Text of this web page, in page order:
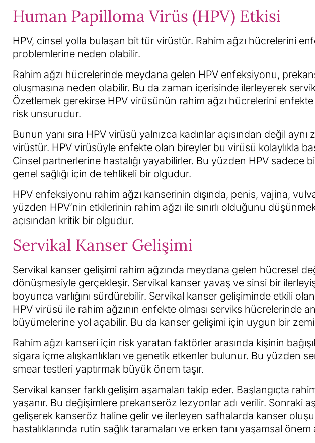
Human Papilloma Virüs (HPV) Etkisi
HPV, cinsel yolla bulaşan bit tür virüstür. Rahim ağzı hücrelerini
problemlerine neden olabilir.
Rahim ağzı hücrelerinde meydana gelen HPV enfeksiyonu,
oluşmasına neden olabilir. Bu da zaman içerisinde ilerleyerek
Özetlemek gerekirse HPV virüsünün rahim ağzı hücrelerini
risk unsurudur.
Bunun yanı sıra HPV virüsü yalnızca kadınlar açısından değil
virüstür. HPV virüsüyle enfekte olan bireyler bu virüsü kolaylıkla
Cinsel partnerlerine hastalığı yayabilirler. Bu yüzden HPV sadece
genel sağlığı için de tehlikeli bir olgudur.
HPV enfeksiyonu rahim ağzı kanserinin dışında, penis, vajina,
yüzden HPV’nin etkilerinin rahim ağzı ile sınırlı olduğunu
açısından kritik bir olgudur.
Servikal Kanser Gelişimi
Servikal kanser gelişimi rahim ağzında meydana gelen hücresel
dönüşmesiyle gerçekleşir. Servikal kanser yavaş ve sinsi bir
boyunca varlığını sürdürebilir. Servikal kanser gelişiminde etkili
HPV virüsü ile rahim ağzının enfekte olması serviks hücrelerinde
büyümelerine yol açabilir. Bu da kanser gelişimi için uygun bir
Rahim ağzı kanseri için risk yaratan faktörler arasında kişinin
sigara içme alışkanlıkları ve genetik etkenler bulunur. Bu yüzden
smear testleri yaptırmak büyük önem taşır.
Servikal kanser farklı gelişim aşamaları takip eder. Başlangıçta
yaşanır. Bu değişimlere prekanseröz lezyonlar adı verilir. Sonraki
gelişerek kanseröz haline gelir ve ilerleyen safhalarda kanser
hastalıklarında rutin sağlık taramaları ve erken tanı yaşamsal